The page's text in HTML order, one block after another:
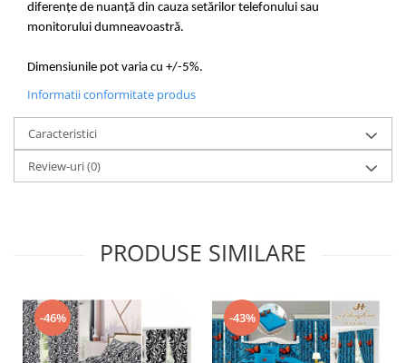
diferențe de nuanță din cauza setărilor telefonului sau
monitorului dumneavoastră.
Dimensiunile pot varia cu +/-5%.
Informatii conformitate produs
Caracteristici
Review-uri(0)
PRODUSE SIMILARE
-46% -43%